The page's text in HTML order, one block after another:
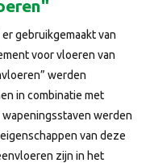
gebruikgemaakt van
voor vloeren van
werden
in combinatie met
werden
van deze
zijn in het